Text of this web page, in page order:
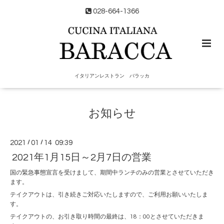
028-664-1366
イタリアンレストラン バラッカ
お知らせ
2021 /01 / 14 09:39
2021年1月15日～2月7日の営業
国の緊急事態宣言を受けまして、期間中ランチのみの営業とさせていただき
ます。
テイクアウトは、引き続きご対応いたしますので、ご利用お願いいたしま
す。
テイクアウトの、お引き取り時間の最終は、18：00とさせていただきま